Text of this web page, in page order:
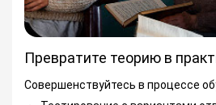
Превратите теорию в
Совершенствуйтесь в процессе